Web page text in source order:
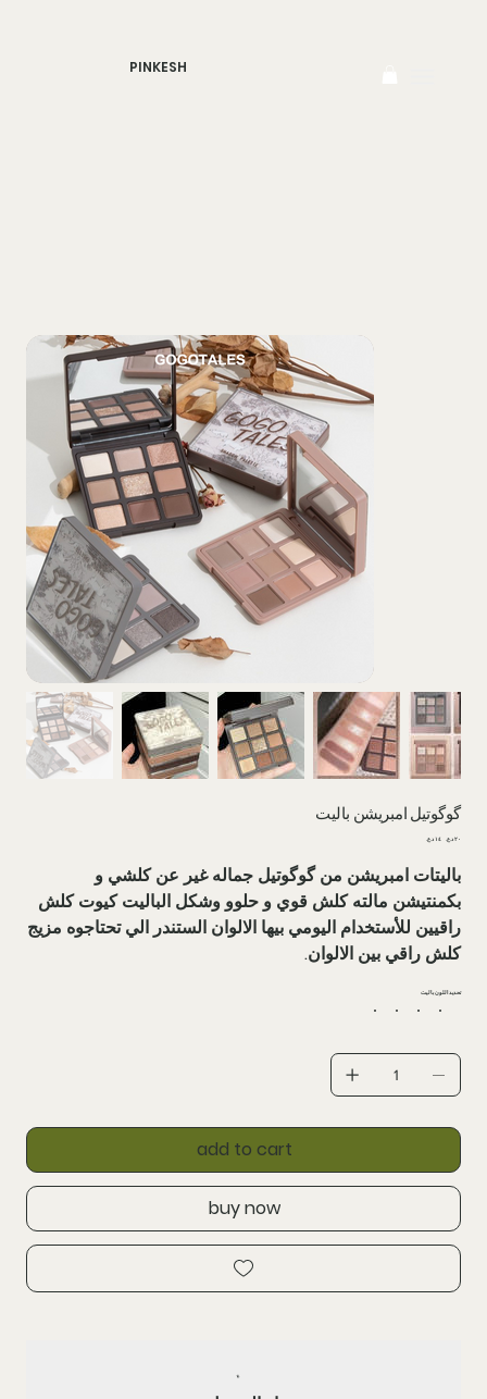
PINKESH
گوگوتیل امبریشن بالیت
السعر سعر
باليتات امبریشن من گوگوتیل جماله غير عن كلشي و
بكمنتيشن مالته كلش قوي و حلوو وشكل الباليت كيوت كلش
راقيين للأستخدام اليومي بيها الالوان الستندر الي تحتاجوه مزيج
كلش راقي بين الالوان.
تحدید اللون بالیت
add to cart
buy now